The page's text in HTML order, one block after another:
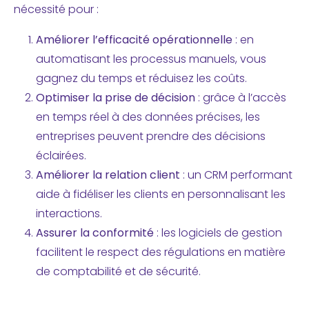
nécessité pour :
Améliorer l’efficacité opérationnelle : en
automatisant les processus manuels, vous
gagnez du temps et réduisez les coûts.
Optimiser la prise de décision : grâce à l’accès
en temps réel à des données précises, les
entreprises peuvent prendre des décisions
éclairées.
Améliorer la relation client : un CRM performant
aide à fidéliser les clients en personnalisant les
interactions.
Assurer la conformité : les logiciels de gestion
facilitent le respect des régulations en matière
de comptabilité et de sécurité.